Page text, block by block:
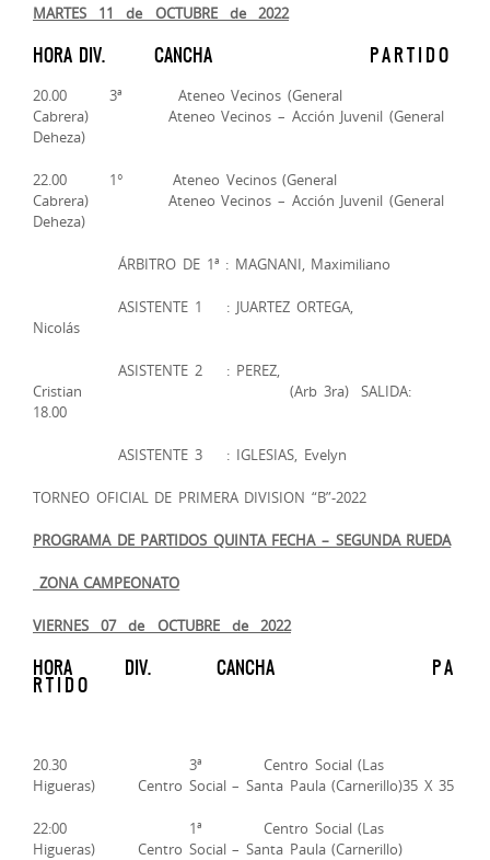
MARTES 11 de OCTUBRE de 2022
HORA DIV. CANCHA P A R T I D O
20.00 3ª Ateneo Vecinos (General
Cabrera) Ateneo Vecinos – Acción Juvenil (General
Deheza)
22.00 1° Ateneo Vecinos (General
Cabrera) Ateneo Vecinos – Acción Juvenil (General
Deheza)
ÁRBITRO DE 1ª : MAGNANI, Maximiliano
ASISTENTE 1 : JUARTEZ ORTEGA,
Nicolás
ASISTENTE 2 : PEREZ,
Cristian (Arb 3ra) SALIDA:
18.00
ASISTENTE 3 : IGLESIAS, Evelyn
TORNEO OFICIAL DE PRIMERA DIVISION “B”-2022
PROGRAMA DE PARTIDOS ­­QUINTA FECHA – SEGUNDA RUEDA
ZONA CAMPEONATO
VIERNES 07 de OCTUBRE de 2022
HORA DIV. CANCHA P A
R T I D O
20.30 3ª Centro Social (Las
Higueras) Centro Social – Santa Paula (Carnerillo)35 X 35
22:00 1ª Centro Social (Las
Higueras) Centro Social – Santa Paula (Carnerillo)